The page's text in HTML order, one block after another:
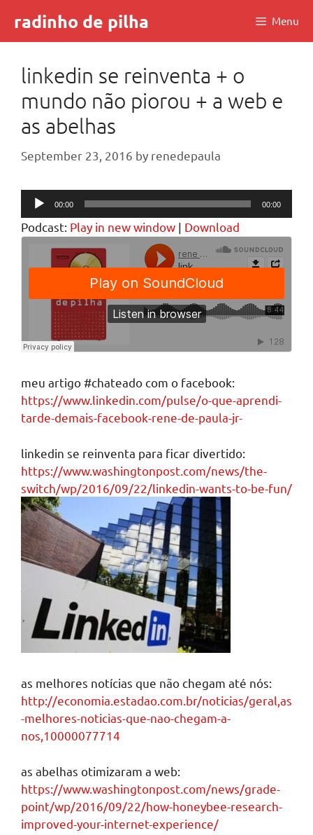
content
radinho de pilha Menu
linkedin se reinventa + o
mundo não piorou + a web e
as abelhas
September 23, 2016 by renedepaula
Audio
Player
00:00 00:00
Podcast: Play in new window | Download
meu artigo #chateado com o facebook:
https://www.linkedin.com/pulse/o-que-aprendi-
tarde-demais-facebook-rene-de-paula-jr-
linkedin se reinventa para ficar divertido:
https://www.washingtonpost.com/news/the-
switch/wp/2016/09/22/linkedin-wants-to-be-fun/
as melhores notícias que não chegam até nós:
http://economia.estadao.com.br/noticias/geral,as
-melhores-noticias-que-nao-chegam-a-
nos,10000077714
as abelhas otimizaram a web:
https://www.washingtonpost.com/news/grade-
point/wp/2016/09/22/how-honeybee-research-
improved-your-internet-experience/